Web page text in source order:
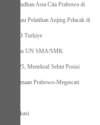
Wujudkan Asta Cita Prabowo di
Tinjau Pelatihan Anjing Pelacak di
– AFAD Turkiye
Amankan UN SMA/SMK
2025, Menekraf Sebut Posisi
Prabowo-Megawati
Bekasi